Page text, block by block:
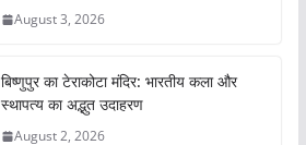
August 3, 2026
बिष्णुपुर का टेराकोटा मंदिर: भारतीय कला और
स्थापत्य का अद्भुत उदाहरण
August 2, 2026